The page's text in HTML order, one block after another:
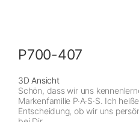
P700-407
3D Ansicht
Schön, dass wir uns
Markenfamilie P·A·S·S. Ich
Entscheidung, ob wir uns